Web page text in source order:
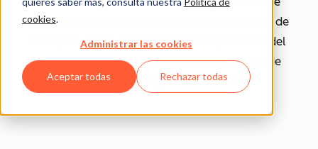
cookies.
Administrar las cookies
Aceptar todas Rechazar todas
mostramos cómo usar las herramientas claves de
HubSpot, cómo aplicar las mejores prácticas del
inbound y cuáles son las últimas tendencias de
marketing, ventas y servicio al cliente.